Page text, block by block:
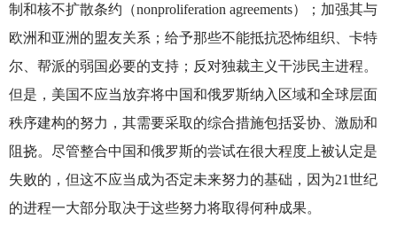
制和核不扩散条约（nonproliferation agreements）；加强其与
欧洲和亚洲的盟友关系；给予那些不能抵抗恐怖组织、卡特
尔、帮派的弱国必要的支持；反对独裁主义干涉民主进程。
但是，美国不应当放弃将中国和俄罗斯纳入区域和全球层面
秩序建构的努力，其需要采取的综合措施包括妥协、激励和
阻挠。尽管整合中国和俄罗斯的尝试在很大程度上被认定是
失败的，但这不应当成为否定未来努力的基础，因为21世纪
的进程一大部分取决于这些努力将取得何种成果。